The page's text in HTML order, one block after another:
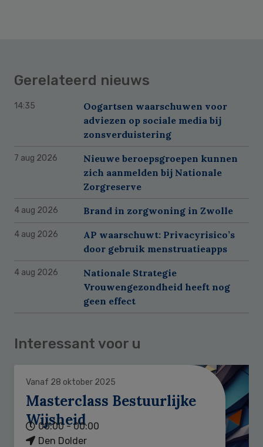
Gerelateerd nieuws
14:35
Oogartsen waarschuwen voor
adviezen op sociale media bij
zonsverduistering
7 aug 2026
Nieuwe beroepsgroepen kunnen
zich aanmelden bij Nationale
Zorgreserve
4 aug 2026 Brand in zorgwoning in Zwolle
4 aug 2026
AP waarschuwt: Privacyrisico’s
door gebruik menstruatieapps
4 aug 2026
Nationale Strategie
Vrouwengezondheid heeft nog
geen effect
Interessant voor u
Vanaf 28 oktober 2025
Masterclass Bestuurlijke
Wijsheid
00:00 - 00:00
Den Dolder